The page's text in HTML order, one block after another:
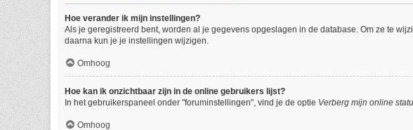
Hoe verander ik mijn instellingen?
Als je geregistreerd bent, worden al je gegevens opgeslagen in de database. Om ze te
daarna kun je je instellingen wijzigen.
Omhoog
Hoe kan ik onzichtbaar zijn in de online gebruikers lijst?
In het gebruikerspaneel onder "foruminstellingen", vind je de optie Verberg mijn online
Omhoog